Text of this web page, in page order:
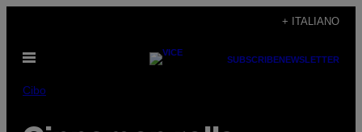
contenuto
+ ITALIANO
Apri
SUBSCRIBENEWSLETTER
Cibo